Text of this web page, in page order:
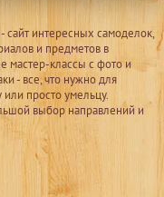
- сайт интересных самоделок,
и предметов в
мастер-классы с фото и
- все, что нужно для
просто умельцу.
выбор направлений и